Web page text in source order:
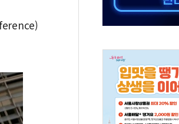
철강·조선·車 공장에 'AI·휴머노이드' 도입…정